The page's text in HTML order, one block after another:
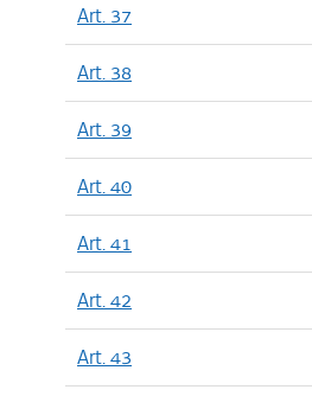
Art. 37
Art. 38
Art. 39
Art. 40
Art. 41
Art. 42
Art. 43